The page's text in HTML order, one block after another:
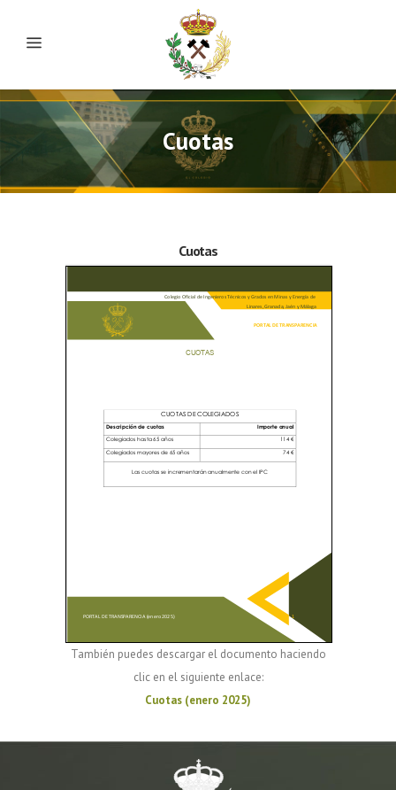
Cuotas
Cuotas
También puedes descargar el documento haciendo
clic en el siguiente enlace:
Cuotas (enero 2025)